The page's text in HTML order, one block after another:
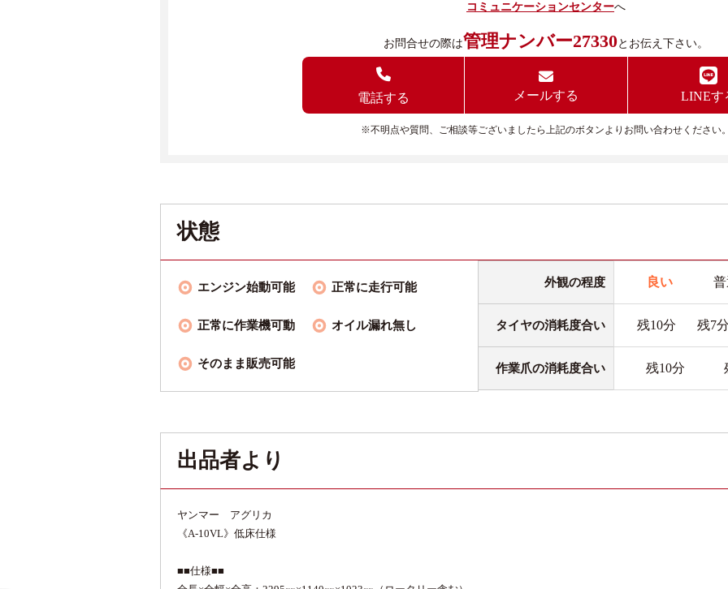
コミュニケーションセンターへ
お問合せの際は管理ナンバー27330とお伝え下さい。
電話する メールする LINEす
※不明点や質問、ご相談等ございましたら上記のボタンよりお問い合わせください
状態
エンジン始動可能 正常に走行可能
正常に作業機可動 オイル漏れ無し
そのまま販売可能
外観の程度 良い
タイヤの消耗度合い 残10分 残7
作業爪の消耗度合い 残10分
出品者より
ヤンマー アグリカ
《A-10VL》低床仕様
■■仕様■■